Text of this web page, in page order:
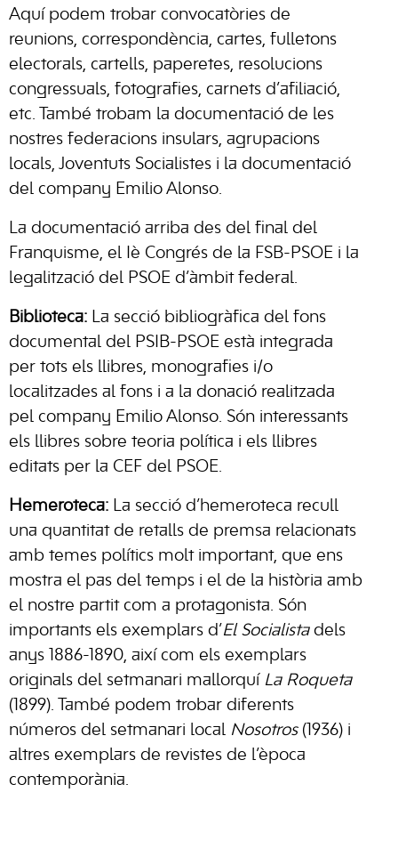
Aquí podem trobar convocatòries de
reunions, correspondència, cartes, fulletons
electorals, cartells, paperetes, resolucions
congressuals, fotografies, carnets d’afiliació,
etc. També trobam la documentació de les
nostres federacions insulars, agrupacions
locals, Joventuts Socialistes i la documentació
del company Emilio Alonso.
La documentació arriba des del final del
Franquisme, el Iè Congrés de la FSB-PSOE i la
legalització del PSOE d’àmbit federal.
Biblioteca:
La secció bibliogràfica del fons
documental del PSIB-PSOE està integrada
per tots els llibres, monografies i/o
localitzades al fons i a la donació realitzada
pel company Emilio Alonso. Són interessants
els llibres sobre teoria política i els llibres
editats per la CEF del PSOE.
Hemeroteca:
La secció d’hemeroteca recull
una quantitat de retalls de premsa relacionats
amb temes polítics molt important, que ens
mostra el pas del temps i el de la història amb
el nostre partit com a protagonista. Són
importants els exemplars d’El Socialistadels
anys 1886-1890, així com els exemplars
originals del setmanari mallorquí La Roqueta
(1899). També podem trobar diferents
números del setmanari local
Nosotros(1936) i
altres exemplars de revistes de l’època
contemporània.